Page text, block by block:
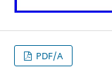
PDF/A